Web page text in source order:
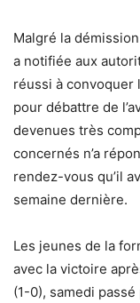
Malgré la
a notifiée aux
réussi à convoquer
pour débattre de
devenues très
concernés n’a
rendez-vous qu’il
semaine dernière.
Les jeunes de la
avec la victoire
(1-0), samedi